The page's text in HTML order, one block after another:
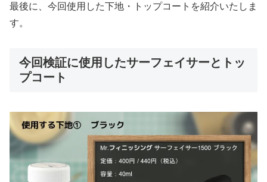
最後に、今回使用した下地・トップコートを紹介いたしま
す。
今回検証に使用したサーフェイサーとトッ
プコート